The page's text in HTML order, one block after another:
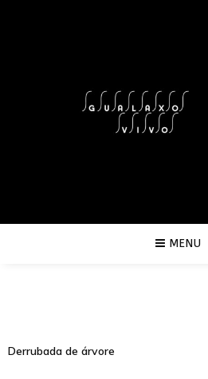
MENU
Derrubada de árvore